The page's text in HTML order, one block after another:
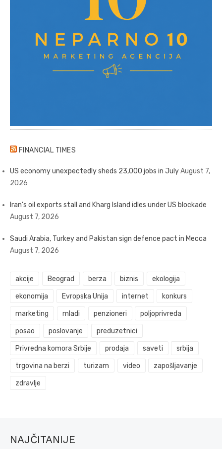
FINANCIAL TIMES
US economy unexpectedly sheds 23,000 jobs in JulyAugust 7,
2026
Iran’s oil exports stall and Kharg Island idles under US blockade
August 7, 2026
Saudi Arabia, Turkey and Pakistan sign defence pact in Mecca
August 7, 2026
akcije Beograd berza biznis ekologija
ekonomija Evropska Unija internet konkurs
marketing mladi penzioneri poljoprivreda
posao poslovanje preduzetnici
Privredna komora Srbije prodaja saveti srbija
trgovina na berzi turizam video zapošljavanje
zdravlje
NAJČITANIJE